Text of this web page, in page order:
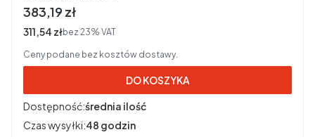
Cena brutto
383,19 zł
Cena netto
311,54 złbez 23% VAT
Ceny podane bez kosztów dostawy.
DO KOSZYKA
Dostępność:średnia ilość
Czas wysyłki:48 godzin